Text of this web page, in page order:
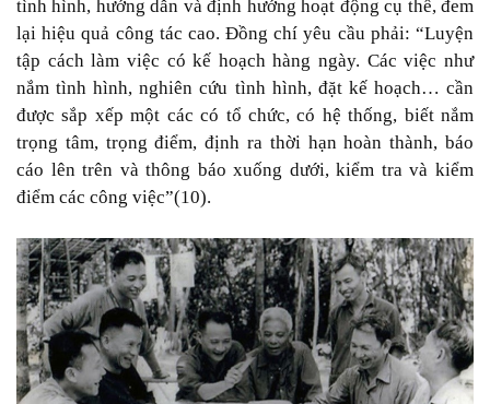
tình hình, hướng dẫn và định hướng hoạt động cụ thể, đem
lại hiệu quả công tác cao. Đồng chí yêu cầu phải: “Luyện
tập cách làm việc có kế hoạch hàng ngày. Các việc như
nắm tình hình, nghiên cứu tình hình, đặt kế hoạch… cần
được sắp xếp một các có tổ chức, có hệ thống, biết nắm
trọng tâm, trọng điểm, định ra thời hạn hoàn thành, báo
cáo lên trên và thông báo xuống dưới, kiểm tra và kiểm
điểm các công việc”(10).